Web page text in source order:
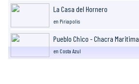
La Casa del Hornero
en Piriapolis
Pueblo Chico - Chacra Maritima
en Costa Azul